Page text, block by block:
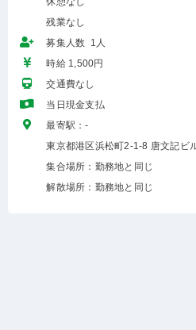
残業なし
募集人数 1人
時給 1,500円
交通費なし
当日現金支払
最寄駅：-
東京都港区浜松町2-1-8 唐文記ビ
集合場所：勤務地と同じ
解散場所：勤務地と同じ